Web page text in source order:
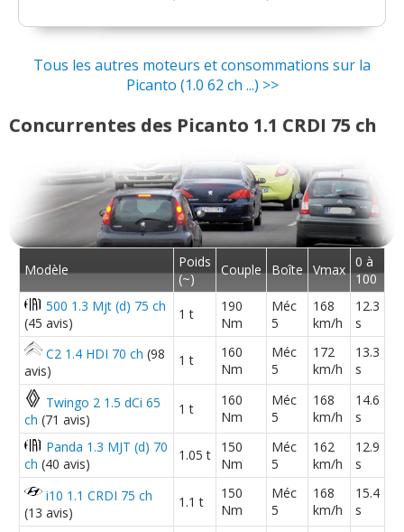
Tous les autres moteurs et consommations sur la
Picanto (1.0 62 ch ...) >>
Concurrentes des Picanto 1.1 CRDI 75 ch
Modèle
Poids
(~)
Couple Boîte Vmax 0 à
100
500 1.3 Mjt (d) 75 ch
(45 avis)
1 t
190
Nm
Méc
5
168
km/h
12.3
s
C2 1.4 HDI 70 ch (98
avis)
1 t
160
Nm
Méc
5
172
km/h
13.3
s
Twingo 2 1.5 dCi 65
ch (71 avis)
1 t
160
Nm
Méc
5
168
km/h
14.6
s
Panda 1.3 MJT (d) 70
ch (40 avis)
1.05 t
150
Nm
Méc
5
162
km/h
12.9
s
i10 1.1 CRDI 75 ch
(13 avis)
1.1 t
150
Nm
Méc
5
168
km/h
15.4
s